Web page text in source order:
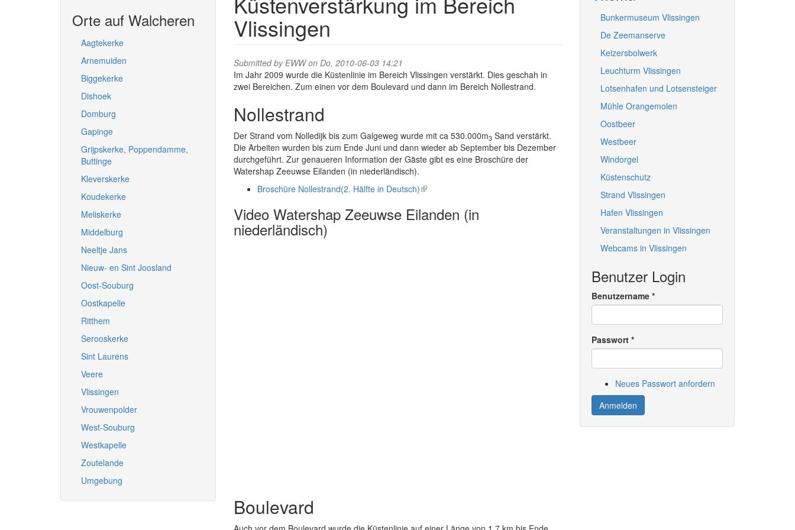
Orte auf Walcheren
Aagtekerke
Arnemuiden
Biggekerke
Dishoek
Domburg
Gapinge
Grijpskerke, Poppendamme,
Buttinge
Kleverskerke
Koudekerke
Meliskerke
Middelburg
Neeltje Jans
Nieuw- en Sint Joosland
Oost-Souburg
Oostkapelle
Ritthem
Serooskerke
Sint Laurens
Veere
Vlissingen
Vrouwenpolder
West-Souburg
Westkapelle
Zoutelande
Umgebung
Vlissingen
Submitted byEWWon Do, 2010-06-03 14:21
Im Jahr 2009 wurde die Küstenlinie im Bereich Vlissingen verstärkt. Dies geschah in
zwei Bereichen. Zum einen vor dem Boulevard und dann im Bereich Nollestrand.
Nollestrand
Der Strand vom Nolledijk bis zum Galgeweg wurde mit ca 530.000m3 Sand verstärkt.
Die Arbeiten wurden bis zum Ende Juni und dann wieder ab September bis Dezember
durchgeführt. Zur genaueren Information der Gäste gibt es eine Broschüre der
Watershap Zeeuwse Eilanden (in niederländisch).
Broschüre Nollestrand(2. Hälfte in Deutsch)(link
external)
Video Watershap Zeeuwse Eilanden (in
niederländisch)
Boulevard
Bunkermuseum Vlissingen
De Zeemanserve
Keizersbolwerk
Leuchturm Vlissingen
Lotsenhafen und Lotsensteiger
Mühle Orangemolen
Oostbeer
Westbeer
Windorgel
Küstenschutz
Strand Vlissingen
Hafen Vlissingen
Veranstaltungen in Vlissingen
Webcams in Vlissingen
Benutzer Login
Benutzername *
Passwort *
Neues Passwort anfordern
Anmelden